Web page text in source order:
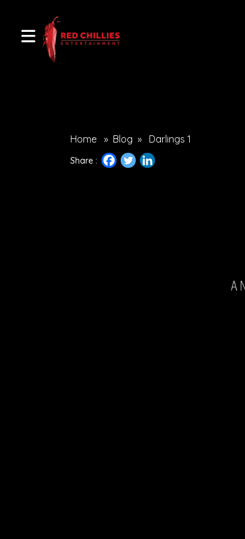
Home » Blog » Darlings 1
Share :